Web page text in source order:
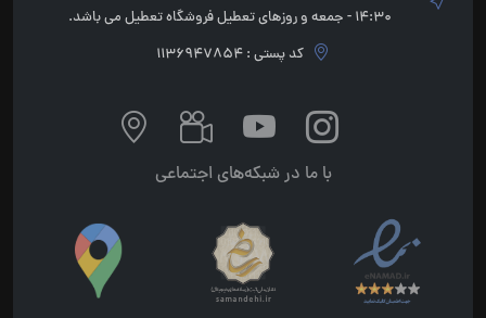
14:30 - جمعه و روزهای تعطیل فروشگاه تعطیل می باشد.
کد پستی : 1136947854
با ما در شبکه‌های اجتماعی